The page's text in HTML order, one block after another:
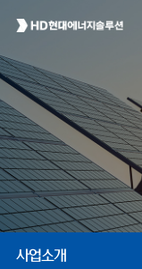
사업소개